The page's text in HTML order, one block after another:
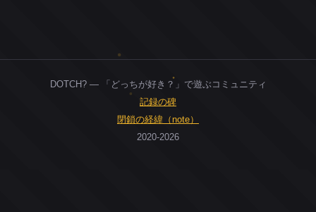
DOTCH? — 「どっちが好き？」で遊ぶコミュニティ
記録の碑
閉鎖の経緯（note）
2020-2026